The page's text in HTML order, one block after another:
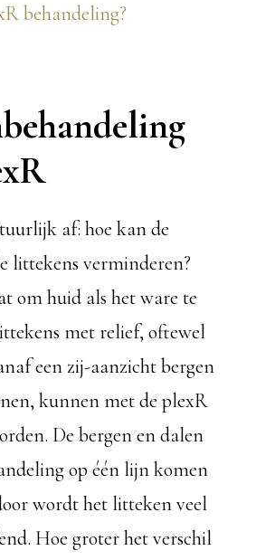
behandeling?
af: hoe kan de
littekens verminderen?
om huid als het ware te
met relief, oftewel
een zij-aanzicht bergen
kunnen met de plexR
De bergen en dalen
op één lijn komen
wordt het litteken veel
Hoe groter het verschil